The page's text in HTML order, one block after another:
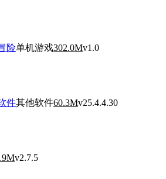
险单机游戏302.0Mv1.0
件其他软件60.3Mv25.4.4.30
v2.7.5